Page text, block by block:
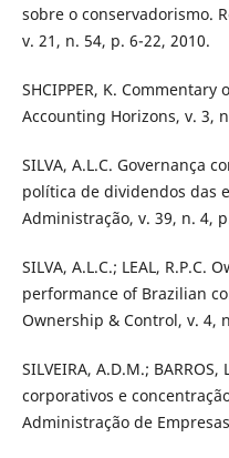
sobre o conservadorismo.
v. 21, n. 54, p. 6-22, 2010.
SHCIPPER, K.
Accounting Horizons, v. 3,
SILVA, A.L.C. Governança
política de dividendos das
Administração, v. 39, n. 4,
SILVA, A.L.C.; LEAL,
performance of Brazilian
Ownership & Control, v. 4,
SILVEIRA, A.D.M.;
corporativos e
Administração de